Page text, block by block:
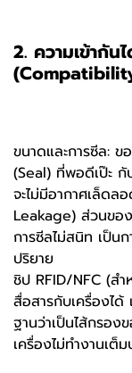
2. ความเข้ากัน
ขนาดและการซีล: ข
(Seal) ที่พอดีเป๊ะ กั
จะไม่มีอากาศเล็ดล
Leakage) ส่วนขอ
การซีลไม่สนิท เป็น
ปริยาย
ชิป RFID/NFC (ส
สื่อสารกับเครื่องได้
ฐานว่าเป็นไส้กรอง
เครื่องไม่ทำงานเ